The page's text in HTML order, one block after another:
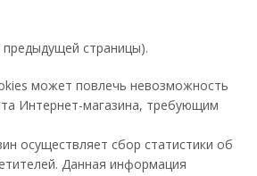
страницы).
может повлечь невозможность
Интернет-магазина, требующим
осуществляет сбор статистики об
Данная информация